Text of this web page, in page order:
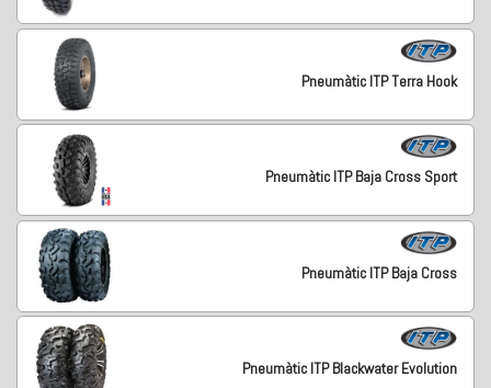
Pneumàtic ITP Terra Hook
Pneumàtic ITP Baja Cross Sport
Pneumàtic ITP Baja Cross
Pneumàtic ITP Blackwater Evolution